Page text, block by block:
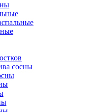
сосны